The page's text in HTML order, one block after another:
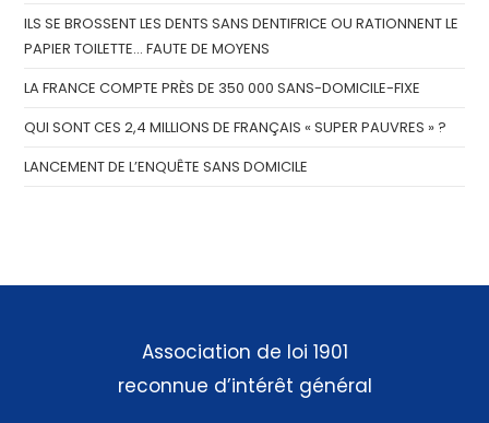
ILS SE BROSSENT LES DENTS SANS DENTIFRICE OU RATIONNENT LE
PAPIER TOILETTE… FAUTE DE MOYENS
LA FRANCE COMPTE PRÈS DE 350 000 SANS-DOMICILE-FIXE
QUI SONT CES 2,4 MILLIONS DE FRANÇAIS « SUPER PAUVRES » ?
LANCEMENT DE L’ENQUÊTE SANS DOMICILE
Association de loi 1901
reconnue d’intérêt général